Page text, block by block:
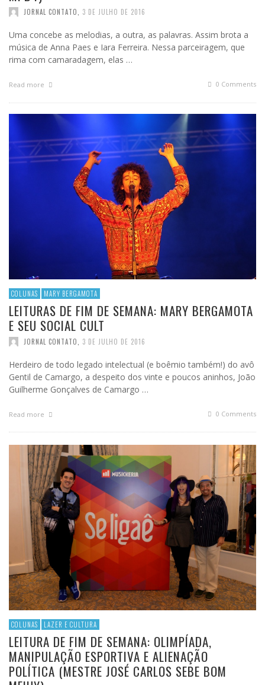
JORNAL CONTATO 3 DE JULHO DE 2016
Uma concebe as melodias, a outra, as palavras. Assim brota a
música de Anna Paes e Iara Ferreira. Nessa parceiragem, que
rima com camaradagem, elas …
Read more 0 Comments
COLUNAS MARY BERGAMOTA
LEITURAS DE FIM DE SEMANA: MARY BERGAMOTA
E SEU SOCIAL CULT
JORNAL CONTATO 3 DE JULHO DE 2016
Herdeiro de todo legado intelectual (e boêmio também!) do avô
Gentil de Camargo, a despeito dos vinte e poucos aninhos, João
Guilherme Gonçalves de Camargo …
Read more 0 Comments
COLUNAS LAZER E CULTURA
LEITURA DE FIM DE SEMANA: OLIMPÍADA,
MANIPULAÇÃO ESPORTIVA E ALIENAÇÃO
POLÍTICA (MESTRE JOSÉ CARLOS SEBE BOM